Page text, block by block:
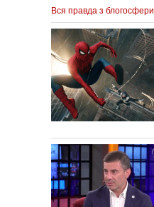
Вся правда з блогосфери